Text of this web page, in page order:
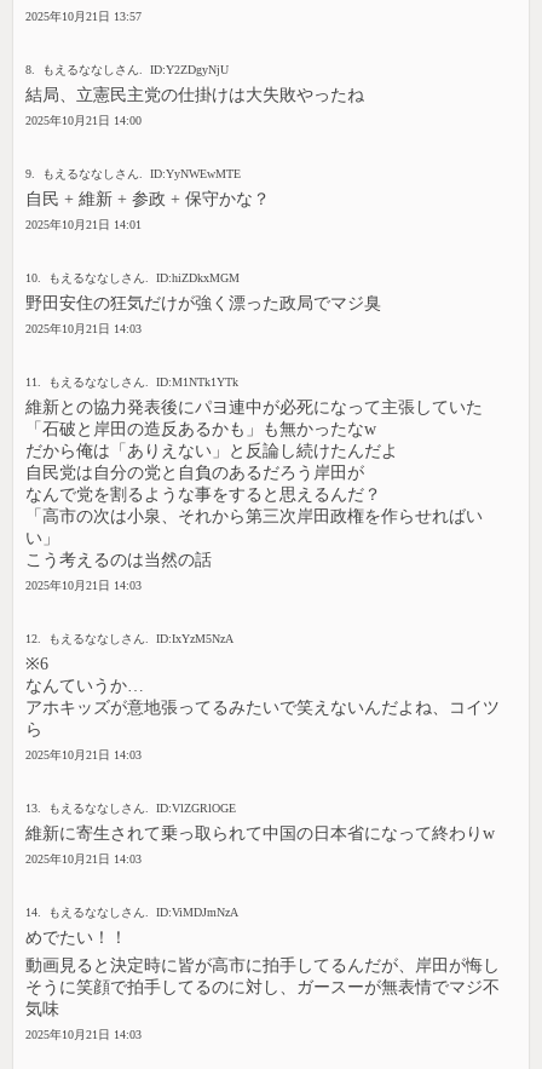
2025年10月21日 13:57
8. もえるななしさん. ID:Y2ZDgyNjU
結局、立憲民主党の仕掛けは大失敗やったね
2025年10月21日 14:00
9. もえるななしさん. ID:YyNWEwMTE
自民 + 維新 + 参政 + 保守かな？
2025年10月21日 14:01
10. もえるななしさん. ID:hiZDkxMGM
野田安住の狂気だけが強く漂った政局でマジ臭
2025年10月21日 14:03
11. もえるななしさん. ID:M1NTk1YTk
維新との協力発表後にパヨ連中が必死になって主張していた
「石破と岸田の造反あるかも」も無かったなw
だから俺は「ありえない」と反論し続けたんだよ
自民党は自分の党と自負のあるだろう岸田が
なんで党を割るような事をすると思えるんだ？
「高市の次は小泉、それから第三次岸田政権を作らせればい
い」
こう考えるのは当然の話
2025年10月21日 14:03
12. もえるななしさん. ID:IxYzM5NzA
※6
なんていうか…
アホキッズが意地張ってるみたいで笑えないんだよね、コイツ
ら
2025年10月21日 14:03
13. もえるななしさん. ID:VlZGRlOGE
維新に寄生されて乗っ取られて中国の日本省になって終わりw
2025年10月21日 14:03
14. もえるななしさん. ID:ViMDJmNzA
めでたい！！
動画見ると決定時に皆が高市に拍手してるんだが、岸田が悔し
そうに笑顔で拍手してるのに対し、ガースーが無表情でマジ不
気味
2025年10月21日 14:03